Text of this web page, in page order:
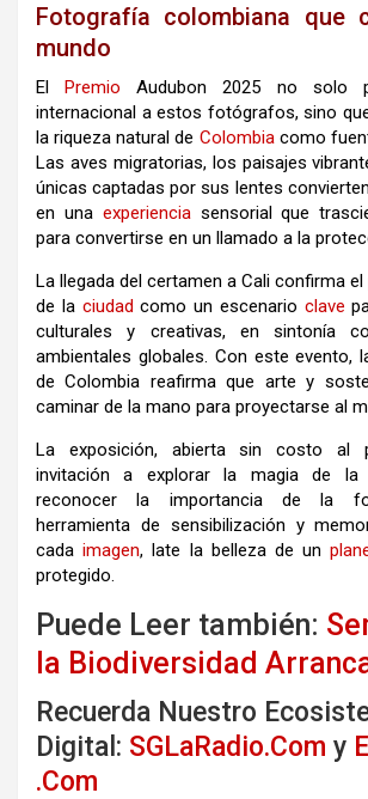
Fotografía colombiana que
mundo
ElPremio Audubon 2025 no solo
internacional a estos fotógrafos, sino
la riqueza natural de Colombiacomo
Las aves migratorias, los paisajes
únicas captadas por sus lentes
en una experienciasensorial que
para convertirse en un llamado a la
La llegada del certamen a Cali confirma
de la ciudad como un escenario clave
culturales y creativas, en sintonía
ambientales globales. Con este evento,
de Colombia reafirma que arte y
caminar de la mano para proyectarse al
La exposición, abierta sin costo al
invitación a explorar la magia de la
reconocer la importancia de la
herramienta de sensibilización y
cadaimagen, late la belleza de un
protegido.
Puede Leer también:
la Biodiversidad
Recuerda Nuestro
Digital: SGLaRadio.Com y
.Com